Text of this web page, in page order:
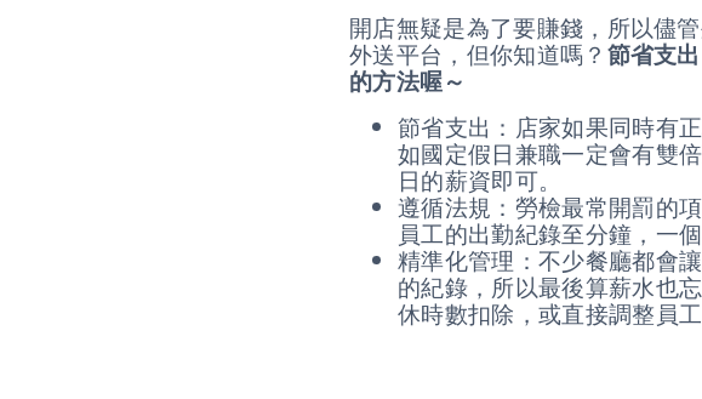
開店無疑是為了要賺錢，所以儘
外送平台，但你知道嗎？ 節省支
的方法喔～
節省支出：店家如果同時有
如國定假日兼職一定會有雙
日的薪資即可。
遵循法規：勞檢最常開罰的
員工的出勤紀錄至分鐘，一
精準化管理：不少餐廳都會
的紀錄，所以最後算薪水也
休時數扣除，或直接調整員